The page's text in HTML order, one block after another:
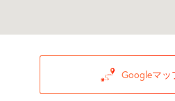
Googleマッ